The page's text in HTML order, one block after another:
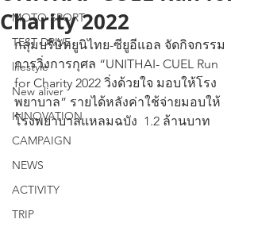
MOTO SPORT
TEST DRIVE
lifestyle
New aliver
INNOVATION
CAMPAIGN
NEWS
ACTIVITY
TRIP
Charity 2022
กลุ่มบริษัทยูนิไทย-ซียูอีแอล จัดกิจกรรม
การวิ่งการกุศล “UNITHAI- CUEL Run
for Charity 2022 วิ่งด้วยใจ มอบให้โรง
พยาบาล” รายได้หลังค่าใช้จ่ายมอบให้
โรงพยาบาลแหลมฉบัง  1.2 ล้านบาท